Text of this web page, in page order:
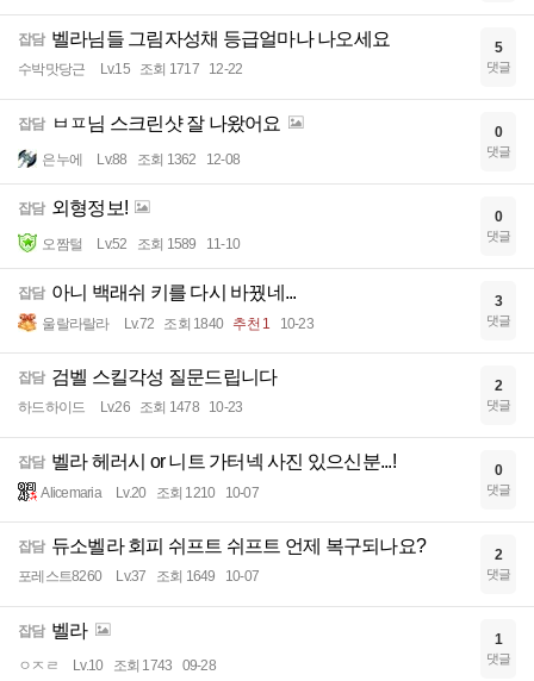
잡담 벨라님들 그림자성채 등급얼마나 나오세요
수박맛당근 Lv.15 조회 1717 12-22
5
댓글
잡담 ㅂㅍ님 스크린샷 잘 나왔어요
은누에 Lv.88 조회 1362 12-08
0
댓글
잡담 외형정보!
오짬털 Lv.52 조회 1589 11-10
0
댓글
잡담 아니 백래쉬 키를 다시 바꿨네...
울랄라랄라 Lv.72 조회 1840 추천 1 10-23
3
댓글
잡담 검벨 스킬각성 질문드립니다
하드하이드 Lv.26 조회 1478 10-23
2
댓글
잡담 벨라 헤러시 or 니트 가터넥 사진 있으신분...!
Alicemaria Lv.20 조회 1210 10-07
0
댓글
잡담 듀소벨라 회피 쉬프트 쉬프트 언제 복구되나요?
포레스트8260 Lv.37 조회 1649 10-07
2
댓글
잡담 벨라
ㅇㅈㄹ Lv.10 조회 1743 09-28
1
댓글